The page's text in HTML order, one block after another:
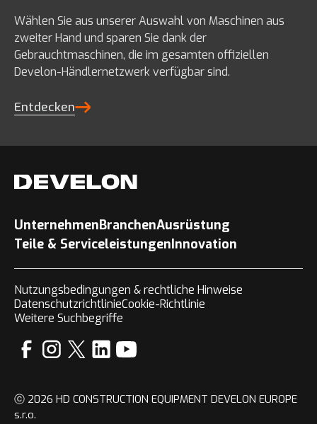
Wählen Sie aus unserer Auswahl von Maschinen aus
zweiter Hand und sparen Sie dank der
Gebrauchtmaschinen, die im gesamten offiziellen
Develon-Händlernetzwerk verfügbar sind.
Entdecken
UnternehmenBranchenAusrüstung
Teile & ServiceleistungenInnovation
Nutzungsbedingungen & rechtliche Hinweise
DatenschutzrichtlinieCookie-Richtlinie
Weitere Suchbegriffe
ⓒ 2026 HD CONSTRUCTION EQUIPMENT DEVELON EUROPE
s.r.o.